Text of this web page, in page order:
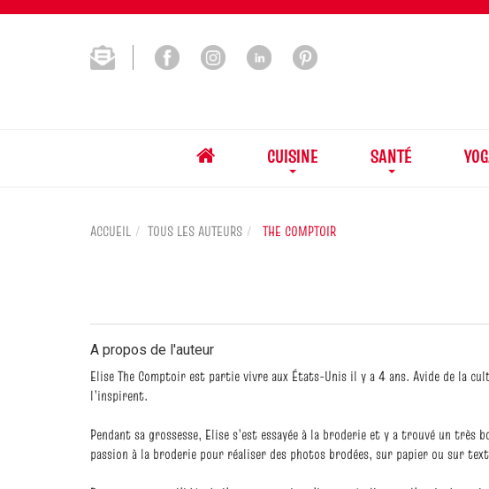
CUISINE SANTÉ
ACCUEIL TOUS LES AUTEURS THE COMPTOIR
A propos de l'auteur
Elise The Comptoir est partie vivre aux États-Unis il y a 4 ans. Avide de la
l’inspirent.
Pendant sa grossesse, Elise s’est essayée à la broderie et y a trouvé un
passion à la broderie pour réaliser des photos brodées, sur papier ou sur